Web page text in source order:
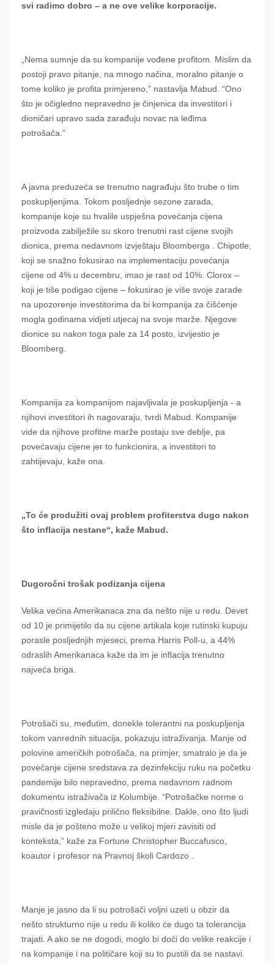
svi radimo dobro – a ne ove velike korporacije.
„Nema sumnje da su kompanije vođene profitom. Mislim da
postoji pravo pitanje, na mnogo načina, moralno pitanje o
tome koliko je profita primjereno,” nastavlja Mabud. “Ono
što je očigledno nepravedno je činjenica da investitori i
dioničari upravo sada zarađuju novac na leđima
potrošača.”
A javna preduzeća se trenutno nagrađuju što trube o tim
poskupljenjima. Tokom posljednje sezone zarada,
kompanije koje su hvalile uspješna povećanja cijena
proizvoda zabilježile su skoro trenutni rast cijene svojih
dionica, prema nedavnom izvještaju Bloomberga . Chipotle,
koji se snažno fokusirao na implementaciju povećanja
cijene od 4% u decembru, imao je rast od 10%. Clorox –
koji je tiše podigao cijene – fokusirao je više svoje zarade
na upozorenje investitorima da bi kompanija za čišćenje
mogla godinama vidjeti utjecaj na svoje marže. Njegove
dionice su nakon toga pale za 14 posto, izvijestio je
Bloomberg.
Kompanija za kompanijom najavljivala je poskupljenja - a
njihovi investitori ih nagovaraju, tvrdi Mabud. Kompanije
vide da njihove profitne marže postaju sve deblje, pa
povećavaju cijene jer to funkcionira, a investitori to
zahtijevaju, kaže ona.
„To će produžiti ovaj problem profiterstva dugo nakon
što inflacija nestane“, kaže Mabud.
Dugoročni trošak podizanja cijena
Velika većina Amerikanaca zna da nešto nije u redu. Devet
od 10 je primijetilo da su cijene artikala koje rutinski kupuju
porasle posljednjih mjeseci, prema Harris Poll-u, a 44%
odraslih Amerikanaca kaže da im je inflacija trenutno
najveća briga.
Potrošači su, međutim, donekle tolerantni na poskupljenja
tokom vanrednih situacija, pokazuju istraživanja. Manje od
polovine američkih potrošača, na primjer, smatralo je da je
povećanje cijene sredstava za dezinfekciju ruku na početku
pandemije bilo nepravedno, prema nedavnom radnom
dokumentu istraživača iz Kolumbije. “Potrošačke norme o
pravičnosti izgledaju prilično fleksibilne. Dakle, ono što ljudi
misle da je pošteno može u velikoj mjeri zavisiti od
konteksta,” kaže za Fortune Christopher Buccafusco,
koautor i profesor na Pravnoj školi Cardozo .
Manje je jasno da li su potrošači voljni uzeti u obzir da
nešto strukturno nije u redu ili koliko će dugo ta tolerancija
trajati. A ako se ne dogodi, moglo bi doći do velike reakcije i
na kompanije i na političare koji su to pustili da se nastavi.